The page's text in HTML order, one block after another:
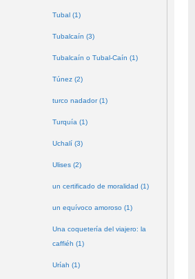
Tubal (1)
Tubalcaín (3)
Tubalcaín o Tubal-Caín (1)
Túnez (2)
turco nadador (1)
Turquía (1)
Uchalí (3)
Ulises (2)
un certificado de moralidad (1)
un equívoco amoroso (1)
Una coquetería del viajero: la
caffiéh (1)
Uríah (1)